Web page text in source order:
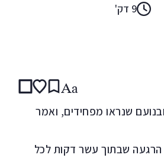
9 דק'
Aa
שנראו מפחידים, ואמר
שבתוך עשר דקות לכל